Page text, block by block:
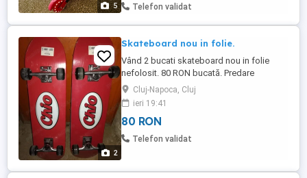
5 Telefon validat
2
Skateboard nou in folie.
Vând 2 bucati skateboard nou in folie
nefolosit. 80 RON bucată. Predare
personală in Cluj-Napoca. Nu trimit prin
curier sau poștă.
Cluj-Napoca, Cluj
ieri 19:41
80 RON
Telefon validat